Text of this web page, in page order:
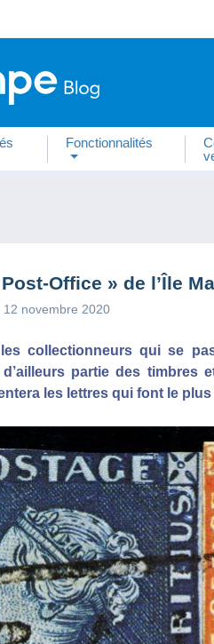
Fonctionnalités
Office » de l’Île
12 novembre 2020
collectionneurs qui se
partie des timbres
les lettres qui font le